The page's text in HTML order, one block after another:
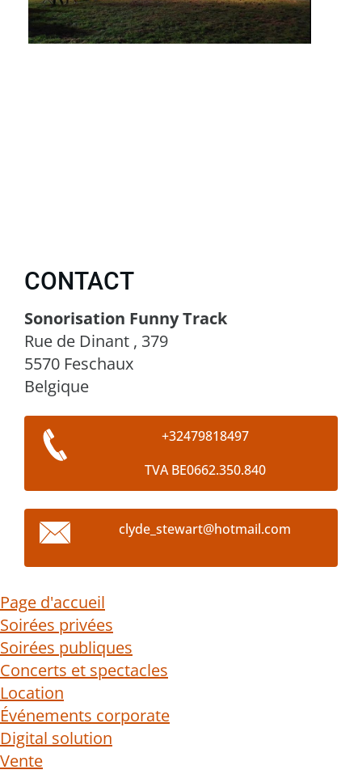
CONTACT
Sonorisation Funny Track
Rue de Dinant , 379
5570 Feschaux
Belgique
+32479818497
TVA BE0662.350.840
clyde_stewart@hotmail.com
Page d'accueil
Soirées privées
Soirées publiques
Concerts et spectacles
Location
Événements corporate
Digital solution
Vente